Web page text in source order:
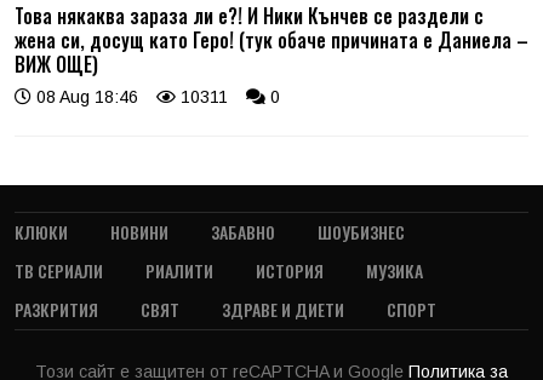
Това някаква зараза ли е?! И Ники Кънчев се раздели с
жена си, досущ като Геро! (тук обаче причината е Даниела –
ВИЖ ОЩЕ)
08 Aug 18:46 10311 0
КЛЮКИ НОВИНИ ЗАБАВНО
ШОУБИЗНЕС
ТВ СЕРИАЛИ
РИАЛИТИ ИСТОРИЯ
МУЗИКА
РАЗКРИТИЯ
СВЯТ ЗДРАВЕ И ДИЕТИ СПОРТ
Този сайт е защитен от reCAPTCHA и Google Политика за